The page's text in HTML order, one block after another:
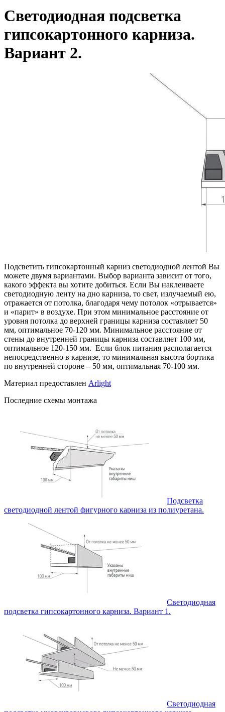
Светодиодная подсветка
гипсокартонного карниза.
Вариант 2.
Подсветить гипсокартонный карниз светодиодной лентой Вы
можете двумя вариантами. Выбор варианта зависит от того,
какого эффекта вы хотите добиться. Если Вы наклеиваете
светодиодную ленту на дно карниза, то свет, излучаемый ею,
отражается от потолка, благодаря чему потолок «отрывается»
и «парит» в воздухе. При этом минимальное расстояние от
уровня потолка до верхней границы карниза составляет 50
мм, оптимальное 70-120 мм. Минимальное расстояние от
стены до внутренней границы карниза составляет 100 мм,
оптимальное 120-150 мм. Если блок питания располагается
непосредственно в карнизе, то минимальная высота бортика
по внутренней стороне – 50 мм, оптимальная 70-100 мм.
Материал предоставлен Arlight
Последние схемы монтажа
Подсветка
светодиодной лентой фигурного карниза из полиуретана.
Светодиодная
подсветка гипсокартонного карниза. Вариант 1.
Светодиодная